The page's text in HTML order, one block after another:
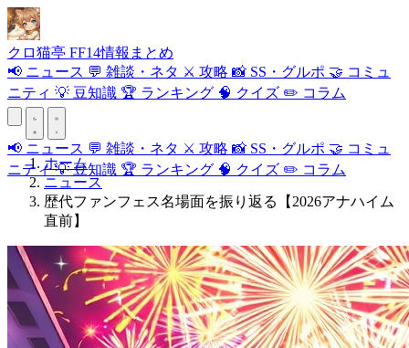
クロ猫亭 FF14情報まとめ
📢 ニュース 💬 雑談・ネタ ⚔️ 攻略 📸 SS・グルポ 🤝 コミュ
ニティ 💡 豆知識 🏆 ランキング 🧠 クイズ ✏️ コラム
📢 ニュース 💬 雑談・ネタ ⚔️ 攻略 📸 SS・グルポ 🤝 コミュ
ニティ💡豆知識 🏆 ランキング 🧠 クイズ ✏️ コラム
ホーム
ニュース
歴代ファンフェス名場面を振り返る【2026アナハイム
直前】